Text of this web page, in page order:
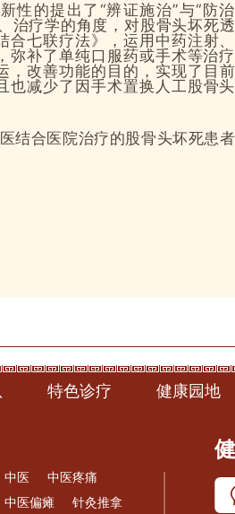
性的提出了 “辨证施治”与“防
治疗学的角度，对股骨头坏死
合七联疗法》，运用中药注射
弥补了单纯口服药或手术等治
改善功能的目的， 实现了 目
也减少了因手术置换人工股骨
结合医院治疗的股骨头坏死患
特色诊疗 健康园地
中医
中医疼痛
中医偏瘫
针灸推拿